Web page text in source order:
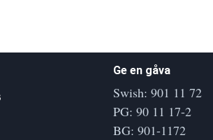
Ge en gåva
Swish: 901 11 72
PG: 90 11 17-2
BG: 901-1172